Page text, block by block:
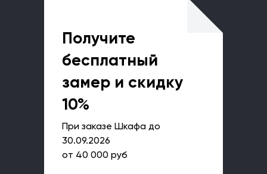
Получите
бесплатный
замер и скидку
10%
При заказе Шкафа до
30.09.2026
от 40 000 руб